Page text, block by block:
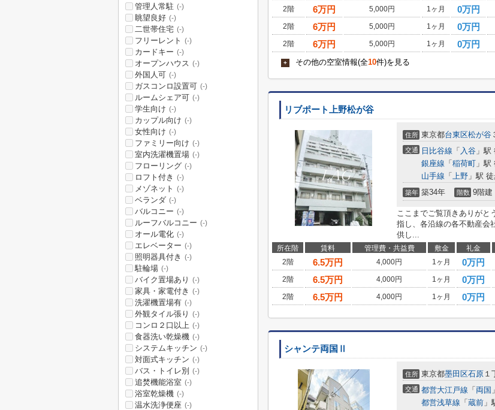
2階
6万円 5,000円 1ヶ月 0万円
2階
6万円 5,000円 1ヶ月 0万円
2階
6万円 5,000円 1ヶ月 0万円
+ その他の空室情報(全10件)を見る
リブポート上野松が谷
住所 東京都台東区松が谷
交通 日比谷線 「 入谷 」駅
銀座線 「 稲荷町 」駅
山手線 「 上野 」駅
築年 築34年 階数 9階建
ここまでご覧頂きありがと
指し、各沿線の各不動産会
供し...
所在階 賃料 管理費・共益費 敷金 礼金
2階
6.5万円 4,000円 1ヶ月 0万円
2階
6.5万円 4,000円 1ヶ月 0万円
2階
6.5万円 4,000円 1ヶ月 0万円
シャンテ両国Ⅱ
住所 東京都墨田区石原 １
交通 都営大江戸線 「 両国
都営浅草線 「 蔵前 」
管理人常駐 (-)
眺望良好 (-)
二世帯住宅 (-)
フリーレント (-)
カードキー (-)
オープンハウス (-)
外国人可 (-)
ガスコンロ設置可 (-)
ルームシェア可 (-)
学生向け (-)
カップル向け (-)
女性向け (-)
ファミリー向け (-)
室内洗濯機置場 (-)
フローリング (-)
ロフト付き (-)
メゾネット (-)
ベランダ (-)
バルコニー (-)
ルーフバルコニー (-)
オール電化 (-)
エレベーター (-)
照明器具付き (-)
駐輪場 (-)
バイク置場あり (-)
家具・家電付き (-)
洗濯機置場有 (-)
外観タイル張り (-)
コンロ２口以上 (-)
食器洗い乾燥機 (-)
システムキッチン (-)
対面式キッチン (-)
バス・トイレ別 (-)
追焚機能浴室 (-)
浴室乾燥機 (-)
温水洗浄便座 (-)